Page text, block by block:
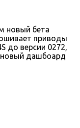
новый бета
приводы
до версии 0272,
новый дашбоард